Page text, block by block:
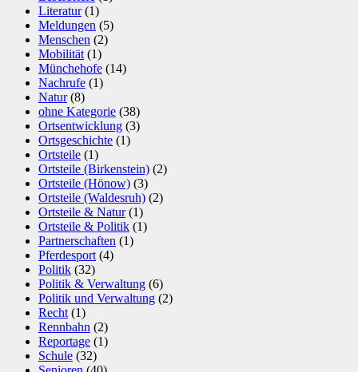
Literatur(1)
Meldungen (5)
Menschen (2)
Mobilität (1)
Münchehofe (14)
Nachrufe (1)
Natur(8)
ohne Kategorie (38)
Ortsentwicklung (3)
Ortsgeschichte (1)
Ortsteile (1)
Ortsteile (Birkenstein) (2)
Ortsteile (Hönow) (3)
Ortsteile (Waldesruh) (2)
Ortsteile & Natur(1)
Ortsteile & Politik (1)
Partnerschaften (1)
Pferdesport (4)
Politik (32)
Politik & Verwaltung (6)
Politik und Verwaltung (2)
Recht (1)
Rennbahn (2)
Reportage (1)
Schule (32)